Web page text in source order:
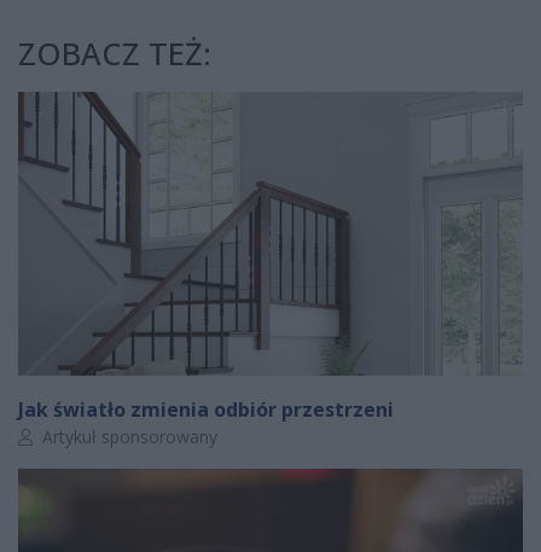
ZOBACZ TEŻ:
Jak światło zmienia odbiór przestrzeni
Autor artykułu:
Artykuł sponsorowany